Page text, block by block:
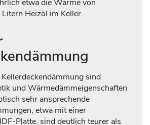
etwa die Wärme von
Heizöl im Keller.
sind
und Wärmedämmeigenschaften
sehr ansprechende
etwa mit einer
Platte, sind deutlich teurer als